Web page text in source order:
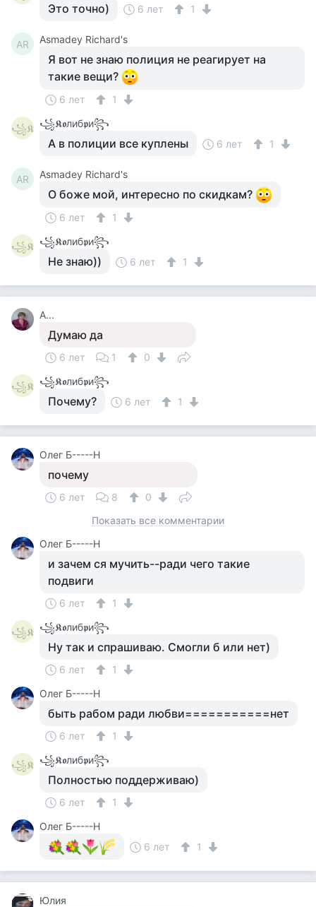
Это точно) 6 лет 1
AR Asmadey Richard's
Я вот не знаю полиция не реагирует на
такие вещи?
6 лет 1
꧁𝕶 ꧁𝕶𝖔либ𝖕и꧂
А в полиции все куплены 6 лет 1
AR Asmadey Richard's
О боже мой, интересно по скидкам?
6 лет 1
꧁𝕶 ꧁𝕶𝖔либ𝖕и꧂
Не знаю)) 6 лет 1
А...
Думаю да
6 лет 1 0
꧁𝕶 ꧁𝕶𝖔либ𝖕и꧂
Почему? 6 лет 1
Олег Б-----Н
почему
6 лет 8
0
Показать все комментарии
Олег Б-----Н
и зачем ся мучить--ради чего такие
подвиги
6 лет 1
꧁𝕶 ꧁𝕶𝖔либ𝖕и꧂
Ну так и спрашиваю. Смогли б или нет)
6 лет
1
Олег Б-----Н
быть рабом ради любви===========нет
6 лет 1
꧁𝕶 ꧁𝕶𝖔либ𝖕и꧂
Полностью поддерживаю)
6 лет
1
Олег Б-----Н
6 лет
1
Юлия